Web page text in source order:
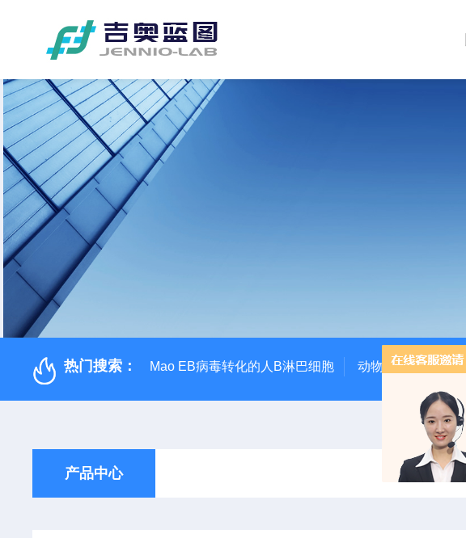
热门搜索： Mao EB病毒转化的人B淋巴细胞 动物实验外包 北京
产品中心